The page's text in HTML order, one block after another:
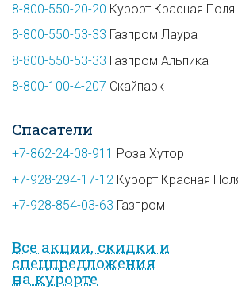
8-800-550-20-20 Курорт Красная
8-800-550-53-33 Газпром Лаура
8-800-550-53-33 Газпром Альпика
8-800-100-4-207 Скайпарк
Спасатели
+7-862-24-08-911 Роза Хутор
+7-928-294-17-12 Курорт Красная
+7-928-854-03-63 Газпром
Все акции, скидки и
спец­предложе­ния
на курорте